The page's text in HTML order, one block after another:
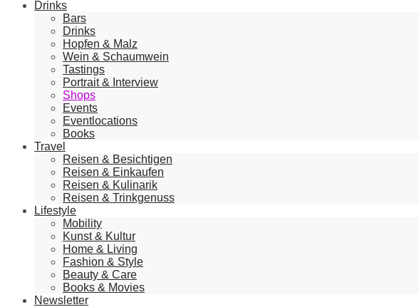
Drinks
Bars
Drinks
Hopfen & Malz
Wein & Schaumwein
Tastings
Portrait & Interview
Shops
Events
Eventlocations
Books
Travel
Reisen & Besichtigen
Reisen & Einkaufen
Reisen & Kulinarik
Reisen & Trinkgenuss
Lifestyle
Mobility
Kunst & Kultur
Home & Living
Fashion & Style
Beauty & Care
Books & Movies
Newsletter